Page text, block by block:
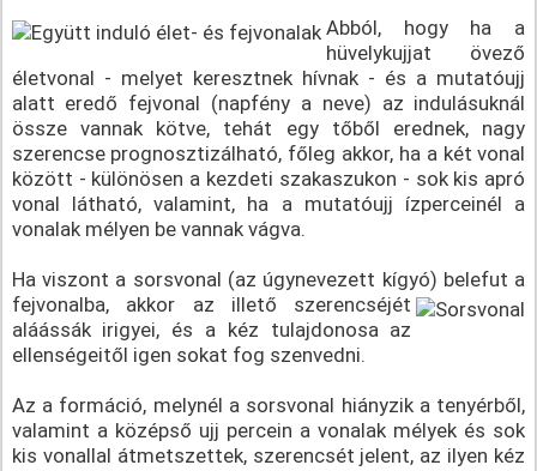
Abból, hogy ha a
hüvelykujjat övező
életvonal - melyet keresztnek hívnak - és a mutatóujj
alatt eredő fejvonal (napfény a neve) az indulásuknál
össze vannak kötve, tehát egy tőből erednek, nagy
szerencse prognosztizálható, főleg akkor, ha a két vonal
között - különösen a kezdeti szakaszukon - sok kis apró
vonal látható, valamint, ha a mutatóujj ízperceinél a
vonalak mélyen be vannak vágva.
Ha viszont a sorsvonal (az úgynevezett kígyó) belefut a
fejvonalba,akkor az illető szerencséjét
aláássák irigyei, és a kéz tulajdonosa az
ellenségeitől igen sokat fog szenvedni.
Az a formáció, melynél a sorsvonal hiányzik a tenyérből,
valamint a középső ujj percein a vonalak mélyek és sok
kis vonallal átmetszettek, szerencsét jelent, az ilyen kéz